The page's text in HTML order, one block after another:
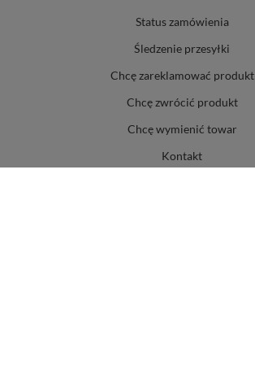
Status zamówienia
Śledzenie przesyłki
Chcę zareklamować produkt
Chcę zwrócić produkt
Chcę wymienić towar
Kontakt